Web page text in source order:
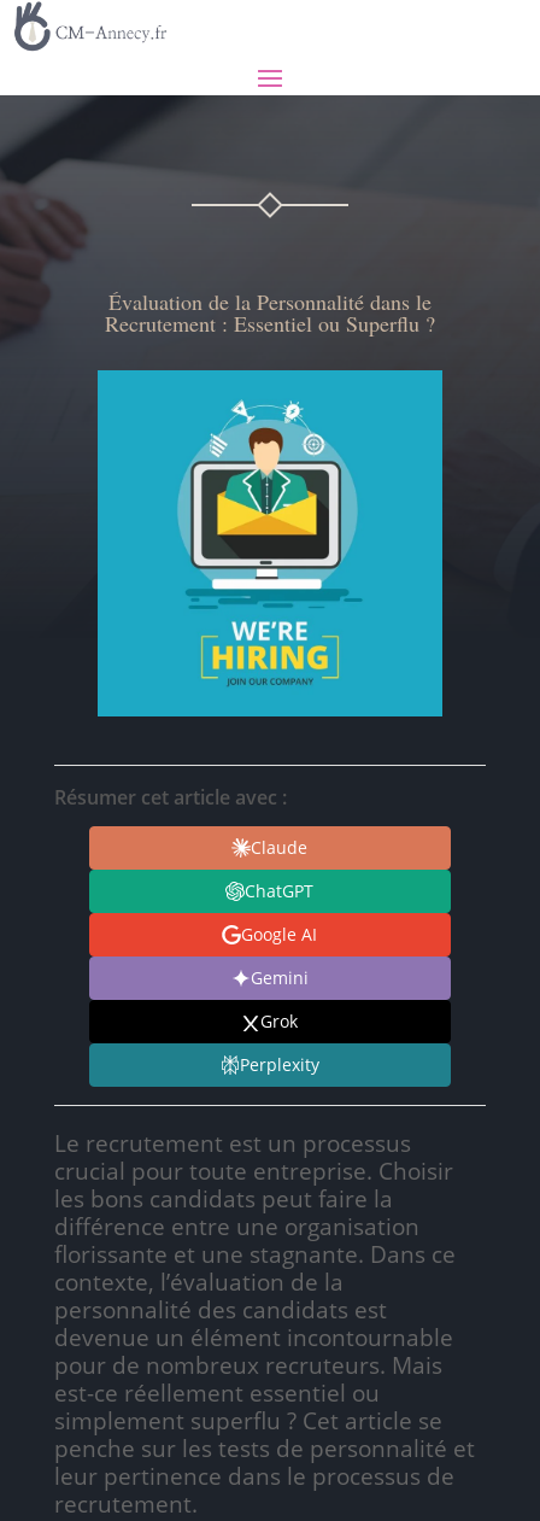
Évaluation de la Personnalité dans le
Recrutement : Essentiel ou Superflu ?
Résumer cet article avec :
Claude
ChatGPT
Google AI
Gemini
Grok
Perplexity
Le recrutement est un processus
crucial pour toute entreprise. Choisir
les bons candidats peut faire la
différence entre une organisation
florissante et une stagnante. Dans ce
contexte, l’évaluation de la
personnalité des candidats est
devenue un élément incontournable
pour de nombreux recruteurs. Mais
est-ce réellement essentiel ou
simplement superflu ? Cet article se
penche sur les tests de personnalité et
leur pertinence dans le processus de
recrutement.